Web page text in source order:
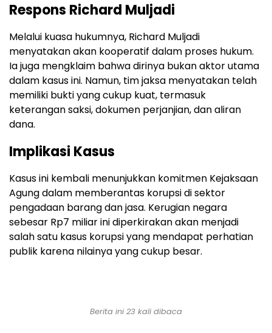
Respons Richard Muljadi
Melalui kuasa hukumnya, Richard Muljadi
menyatakan akan kooperatif dalam proses hukum.
Ia juga mengklaim bahwa dirinya bukan aktor utama
dalam kasus ini. Namun, tim jaksa menyatakan telah
memiliki bukti yang cukup kuat, termasuk
keterangan saksi, dokumen perjanjian, dan aliran
dana.
Implikasi Kasus
Kasus ini kembali menunjukkan komitmen Kejaksaan
Agung dalam memberantas korupsi di sektor
pengadaan barang dan jasa. Kerugian negara
sebesar Rp7 miliar ini diperkirakan akan menjadi
salah satu kasus korupsi yang mendapat perhatian
publik karena nilainya yang cukup besar.
Berita ini 23 kali dibaca